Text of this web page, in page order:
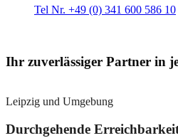
Tel Nr. +49 (0) 341 600 586 10
Ihr zuverlässiger Partner in
Leipzig und Umgebung
Durchgehende